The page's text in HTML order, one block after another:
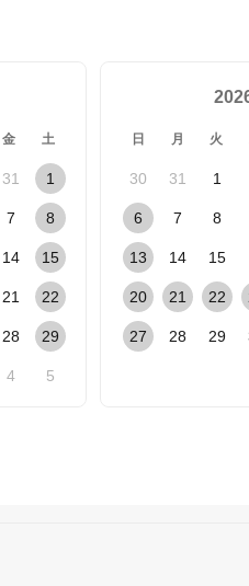
金 土
31 1
7 8
14 15
21 22
28 29
4 5
日 月 火
30 31 1
6 7 8
13 14 15
20 21 22
27 28 29